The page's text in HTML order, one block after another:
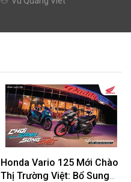
Honda Vario 125 Mới Chào
Thị Trường Việt: Bổ Sung